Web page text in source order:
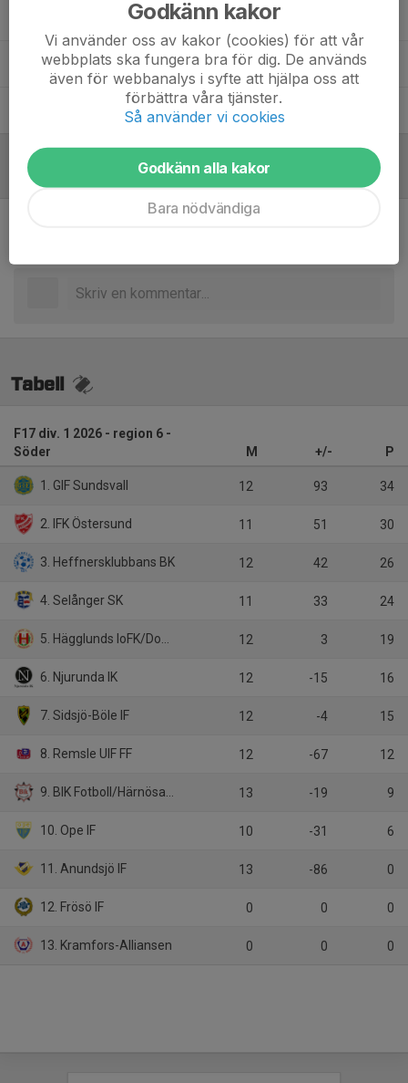
Johan ArvidssonAssisterande tränare
Olle LindrothMålvaktstränare
Sebastian LundbäckHuvudtränare
Referat
Tabell
F17 div. 1 2026 - region 6 -
Söder
M +/- P
1. GIF Sundsvall 12 93 34
2. IFK Östersund 11 51 30
3. Heffnersklubbans BK 12 42 26
4. Selånger SK 11 33 24
5. Hägglunds IoFK/Domsjö IF 12 3 19
6. Njurunda IK 12 -15 16
7. Sidsjö-Böle IF 12 -4 15
8. Remsle UIF FF 12 -67 12
9. BIK Fotboll/Härnösands SK 13 -19 9
10. Ope IF 10 -31 6
11. Anundsjö IF 13 -86 0
12. Frösö IF 0 0 0
13. Kramfors-Alliansen 0 0 0
Godkänn kakor
Vi använder oss av kakor (cookies) för att vår
webbplats ska fungera bra för dig. De används
även för webbanalys i syfte att hjälpa oss att
förbättra våra tjänster.
Så använder vi cookies
Godkänn alla kakor
Bara nödvändiga